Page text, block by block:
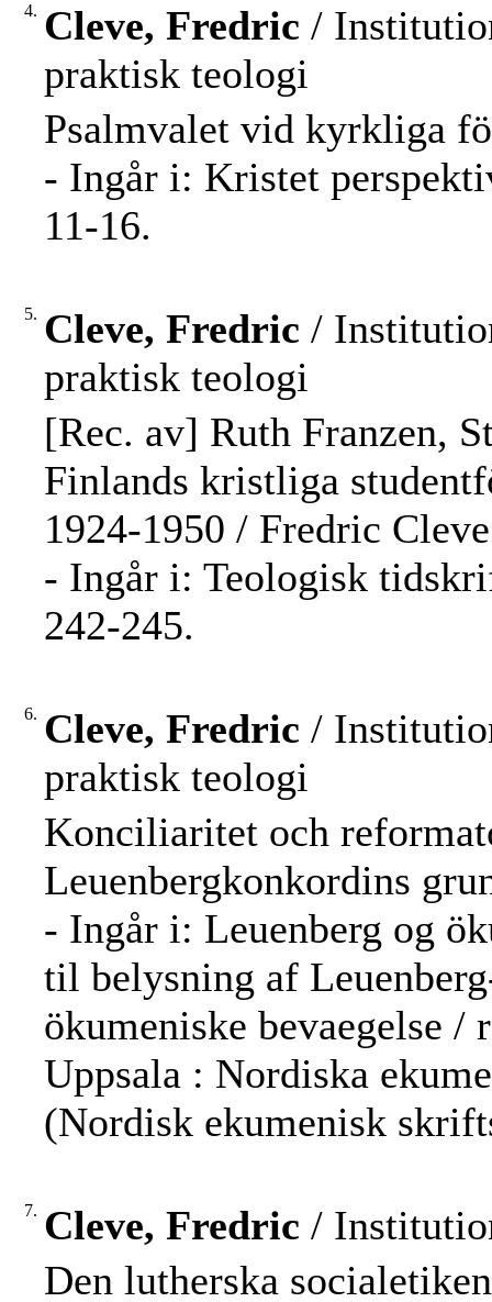
4. Cleve, Fredric /
praktisk teologi
Psalmvalet vid kyrkliga
- Ingår i: Kristet
11-16.
5. Cleve, Fredric /
praktisk teologi
[Rec. av] Ruth Franzen,
Finlands kristliga
1924-1950 / Fredric
- Ingår i: Teologisk
242-245.
6. Cleve, Fredric /
praktisk teologi
Konciliaritet och
Leuenbergkonkordins
- Ingår i: Leuenberg og
til belysning af
ökumeniske bevaegelse /
Uppsala : Nordiska
(Nordisk ekumenisk
7. Cleve, Fredric /
Den lutherska